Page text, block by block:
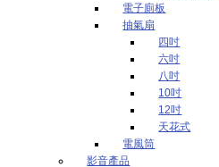
電子廁板
抽氣扇
四吋
六吋
八吋
10吋
12吋
天花式
電風筒
影音產品